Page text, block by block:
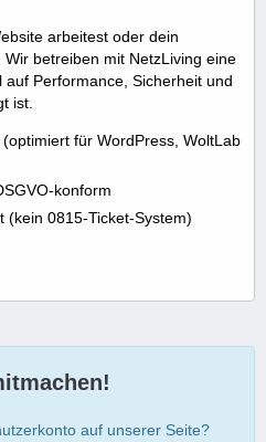
arbeitest oder dein
betreiben mit NetzLiving eine
Performance, Sicherheit und
ist.
für WordPress, WoltLab
konform
0815-Ticket-System)
auf unserer Seite?